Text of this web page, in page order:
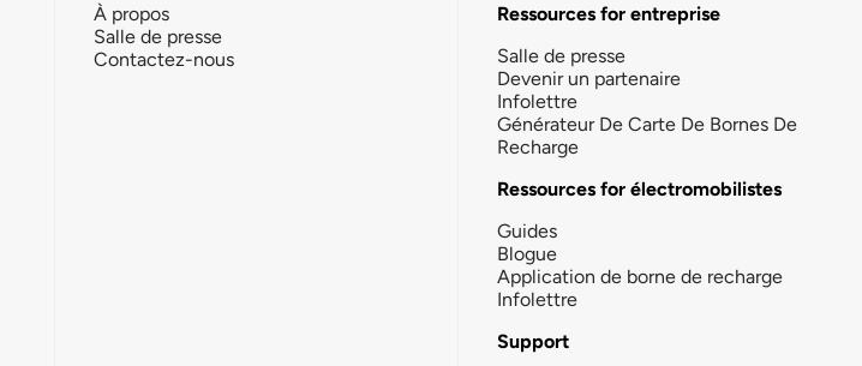
À propos
Salle de presse
Contactez-nous
Ressources for entreprise
Salle de presse
Devenir un partenaire
Infolettre
Générateur De Carte De Bornes De
Recharge
Ressources for électromobilistes
Guides
Blogue
Application de borne de recharge
Infolettre
Support